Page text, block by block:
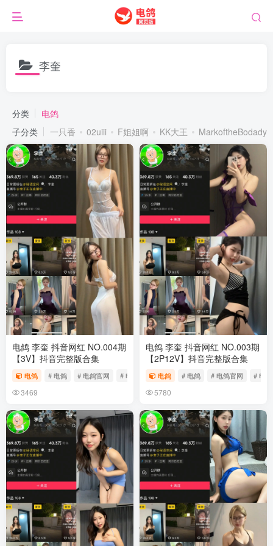
李奎
分类
电鸽
子分类
一只香 02uiii F姐姐啊 KK大王 MarkoftheBodady
电鸽 李奎 抖音网红 NO.004期
【3V】抖音完整版合集
电鸽 # 电鸽 # 电鸽官网 # 电鸽app
3469
电鸽 李奎 抖音网红 NO.003期
【2P12V】抖音完整版合集
电鸽 # 电鸽 # 电鸽官网 # 电
5780